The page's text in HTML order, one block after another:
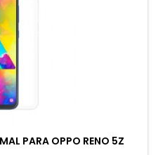
PARA OPPO RENO 5Z